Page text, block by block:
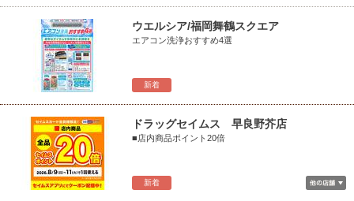
新着
ウエルシア/福岡舞鶴スクエア
エアコン洗浄おすすめ4選
新着
ドラッグセイムス 早良野芥店
■店内商品ポイント20倍